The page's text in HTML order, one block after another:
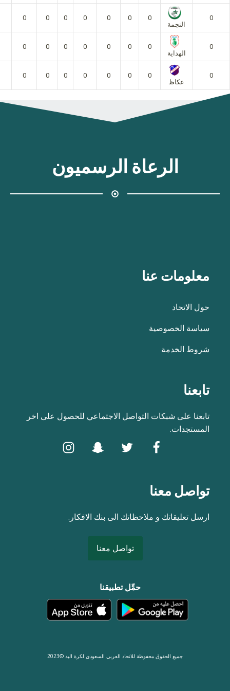
0
النجمة
0
0
0
0
0
0
0
0
الهداية
0
0
0
0
0
0
0
0
عكاظ
0
0
0
0
0
0
0
الرعاة الرسميون
معلومات عنا
حول الاتحاد
سياسة الخصوصية
شروط الخدمة
تابعنا
تابعنا على شبكات التواصل الاجتماعي للحصول على اخر
المستجدات.
تواصل معنا
ارسل تعليقاتك و ملاحظاتك الى بنك الافكار.
تواصل معنا
حمِّل تطبيقنا
جميع الحقوق محفوظة للاتحاد العربي السعودي لكرة اليد ©2023